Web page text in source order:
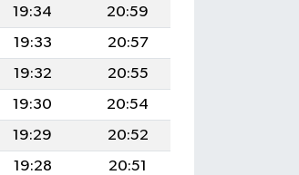
19:34
20:59
19:33
20:57
19:32
20:55
19:30
20:54
19:29
20:52
19:28
20:51